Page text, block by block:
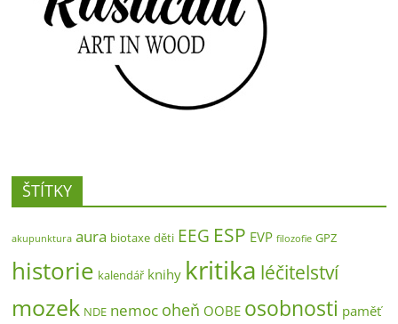
ŠTÍTKY
akupunktura aura biotaxe děti EEG ESP EVP filozofie GPZ
historie kalendář knihy kritika léčitelství
mozek NDE nemoc oheň OOBE osobnosti paměť